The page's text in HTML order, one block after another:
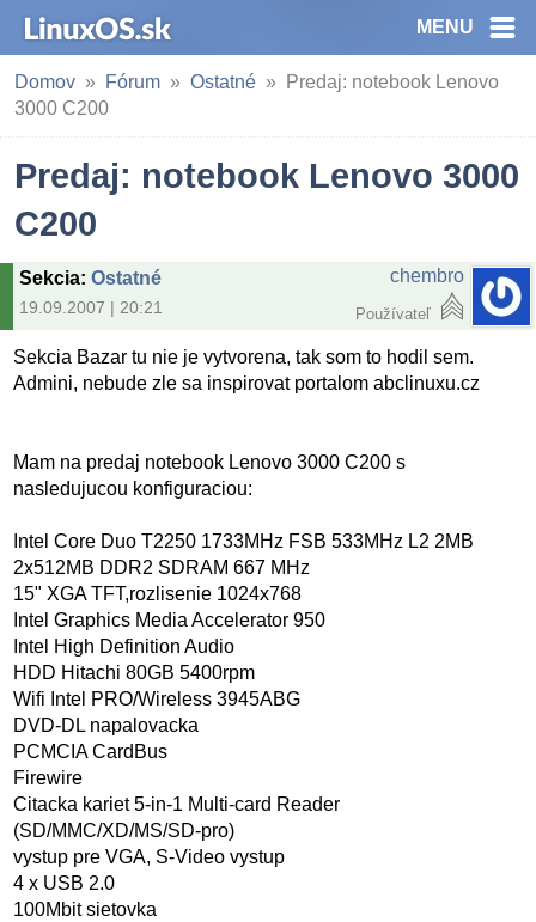
MENU
Domov Fórum Ostatné
Predaj: notebook Lenovo
3000 C200
Predaj: notebook Lenovo 3000
C200
Sekcia: Ostatné
19.09.2007 | 20:21
chembro
Používateľ
Sekcia Bazar tu nie je vytvorena, tak som to hodil sem.
Admini, nebude zle sa inspirovat portalom abclinuxu.cz
Mam na predaj notebook Lenovo 3000 C200 s
nasledujucou konfiguraciou:
Intel Core Duo T2250 1733MHz FSB 533MHz L2 2MB
2x512MB DDR2 SDRAM 667 MHz
15" XGA TFT,rozlisenie 1024x768
Intel Graphics Media Accelerator 950
Intel High Definition Audio
HDD Hitachi 80GB 5400rpm
Wifi Intel PRO/Wireless 3945ABG
DVD-DL napalovacka
PCMCIA CardBus
Firewire
Citacka kariet 5-in-1 Multi-card Reader
(SD/MMC/XD/MS/SD-pro)
vystup pre VGA, S-Video vystup
4 x USB 2.0
100Mbit sietovka